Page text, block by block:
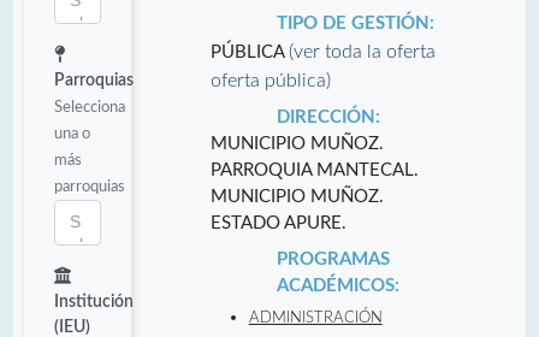
Parroquias
Selecciona
una o
más
parroquias
Institución
(IEU)
TIPO DE GESTIÓN:
PÚBLICA (ver toda la oferta
oferta pública)
DIRECCIÓN:
MUNICIPIO MUÑOZ.
PARROQUIA MANTECAL.
MUNICIPIO MUÑOZ.
ESTADO APURE.
PROGRAMAS
ACADÉMICOS:
ADMINISTRACIÓN